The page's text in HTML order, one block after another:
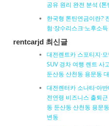
공유 원리 완전 분석 (톤
한국형 톤틴연금이란?
험·장수리스크·노후소
rentcarjd 최신글
대전렌트카 스포티지·
SUV 경차 여행 렌트 사
둔산동 산천동 용문동
대전렌터카 소나타·아
전연령 비즈니스 출퇴
동 둔산동 산천동 용문
변동